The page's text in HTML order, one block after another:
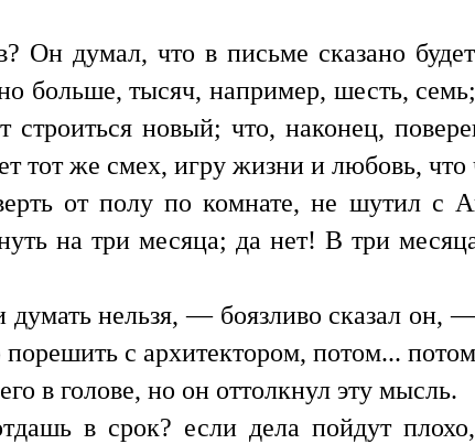
Он думал, что в письме сказано
больше, тысяч, например, шесть,
строиться новый; что, наконец,
тот же смех, игру жизни и любовь, что
от полу по комнате, не шутил с
на три месяца; да нет! В три
нельзя, — боязливо сказал он,
порешить с архитектором, потом...
в голове, но он оттолкнул эту мысль.
в срок? если дела пойдут